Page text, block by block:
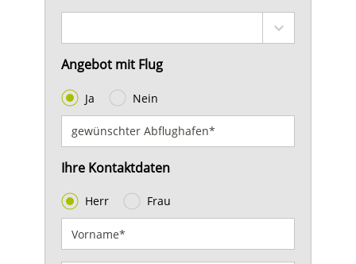
Angebot mit Flug
Ja Nein
Ihre Kontaktdaten
Herr Frau